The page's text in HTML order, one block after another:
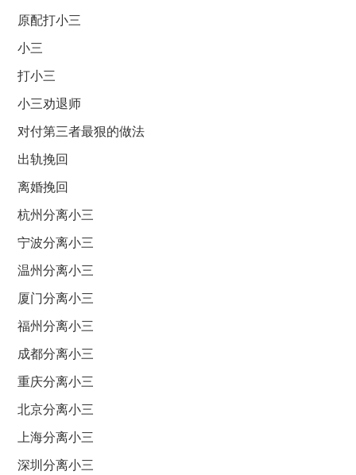
原配打小三
小三
打小三
小三劝退师
对付第三者最狠的做法
出轨挽回
离婚挽回
杭州分离小三
宁波分离小三
温州分离小三
厦门分离小三
福州分离小三
成都分离小三
重庆分离小三
北京分离小三
上海分离小三
深圳分离小三